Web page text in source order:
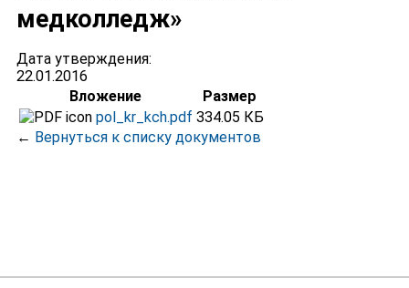
медколледж»
Дата утверждения:
22.01.2016
Вложение
Размер
pol_kr_kch.pdf 334.05 КБ
← Вернуться к списку документов